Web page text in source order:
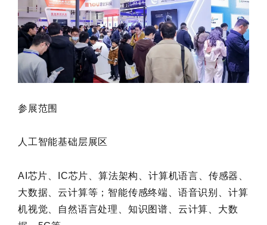
参展范围
人工智能基础层展区
AI芯片、IC芯片、算法架构、计算机语言、传感器、
大数据、云计算等；智能传感终端、语音识别、计算
机视觉、自然语言处理、知识图谱、云计算、大数